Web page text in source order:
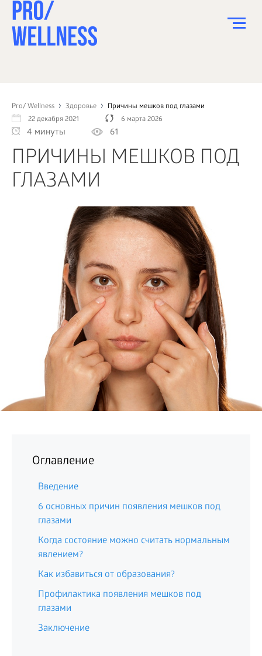
Pro/ Wellness Здоровье
Причины мешков под глазами
22 декабря 2021
6 марта 2026
4 минуты 61
ПРИЧИНЫ МЕШКОВ ПОД
ГЛАЗАМИ
Оглавление
Введение
6 основных причин появления мешков под
глазами
Когда состояние можно считать нормальным
явлением?
Как избавиться от образования?
Профилактика появления мешков под
глазами
Заключение
СПОРТ
ЗДОРОВЬЕ
КРАСОТА
ПСИХОЛОГИЯ
БИЗНЕС